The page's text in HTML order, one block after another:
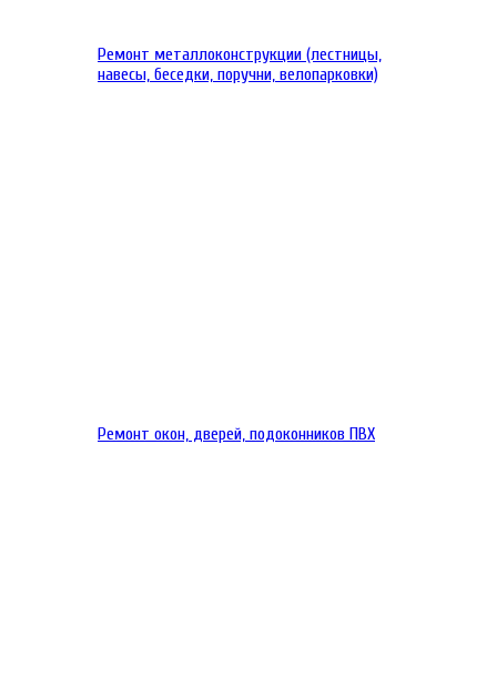
Ремонт металлоконструкции (лестницы,
навесы, беседки, поручни, велопарковки)
Ремонт окон, дверей, подоконников ПВХ